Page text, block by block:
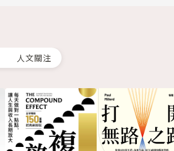
人文關注